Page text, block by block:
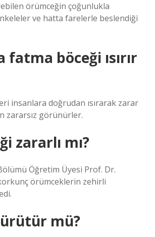
örümceğin çoğunlukla
ve hatta farelerle beslendiği
fatma böceği ısırır
insanlara doğrudan ısırarak zarar
zararsız görünürler.
zararlı mı?
Öğretim Üyesi Prof. Dr.
örümceklerin zehirli
mü?